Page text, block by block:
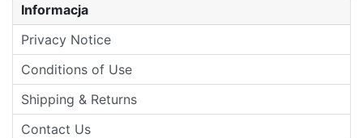
Informacja
Privacy Notice
Conditions of Use
Shipping & Returns
Contact Us